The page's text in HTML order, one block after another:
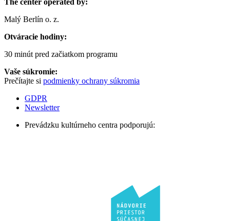
Malý Berlín o. z.
Otváracie hodiny:
30 minút pred začiatkom programu
Vaše súkromie:
Prečítajte si podmienky ochrany súkromia
GDPR
Newsletter
Prevádzku kultúrneho centra podporujú: